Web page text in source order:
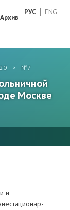
РУС ENG
Архив
> №7
Москве
и